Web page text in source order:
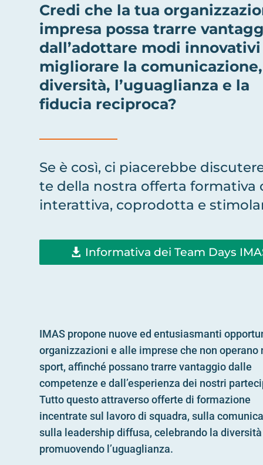
Credi che la tua
impresa possa trarre
dall’adottare modi
migliorare la
diversità, l’uguaglianza e la
fiducia reciproca?
Se è così, ci piacerebbe
te della nostra offerta formativa
interattiva, coprodotta e
Informativa dei Team Days
IMAS propone nuove ed entusiasmanti
organizzazioni e alle imprese che non operano
sport, affinché possano trarre vantaggio dalle
competenze e dall’esperienza dei nostri
Tutto questo attraverso offerte di formazione
incentrate sul lavoro di squadra, sulla
sulla leadership diffusa, celebrando la diversità
promuovendo l’uguaglianza.